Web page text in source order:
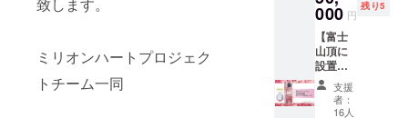
ミリオンハートプロジェク
トチーム一同
材：プ
リント
ス
ター
0085−C
VT ご希
望のサ
【トー
グ】 本
体サイ
ズ：
W360X
H370X
D110m
掛け合
わせた
特別デ
ザイン
のTシャ
ツ・ア
クリル
キーホ
（橘ナ
オキ
作）の
縮小版
レプリ
カ。
アート
作品を
000 円
残り5
【富士
山頂に
設置す
るAED
ボック
スにお
支援
者：
16人